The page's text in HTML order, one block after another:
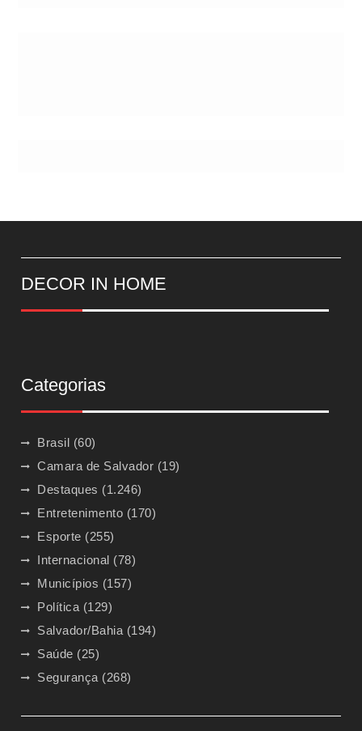
DECOR IN HOME
Categorias
Brasil (60)
Camara de Salvador (19)
Destaques (1.246)
Entretenimento (170)
Esporte (255)
Internacional (78)
Municípios (157)
Política(129)
Salvador/Bahia(194)
Saúde (25)
Segurança(268)